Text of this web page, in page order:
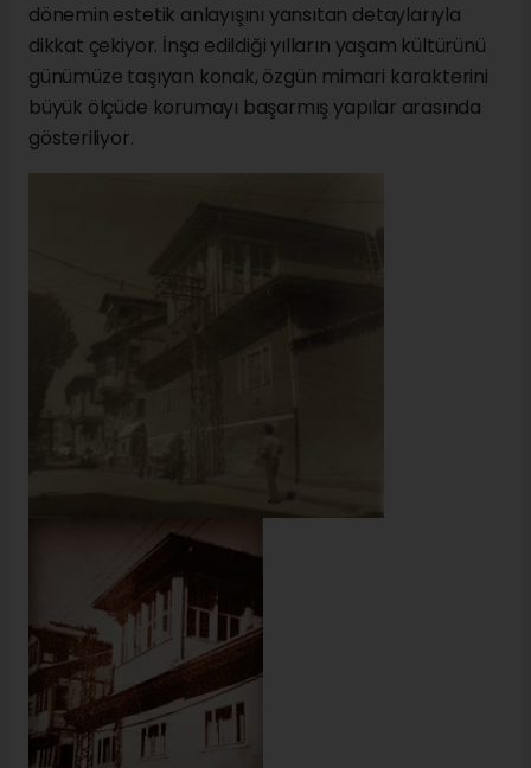
dönemin estetik anlayışını yansıtan detaylarıyla
dikkat çekiyor. İnşa edildiği yılların yaşam kültürünü
günümüze taşıyan konak, özgün mimari karakterini
büyük ölçüde korumayı başarmış yapılar arasında
gösteriliyor.